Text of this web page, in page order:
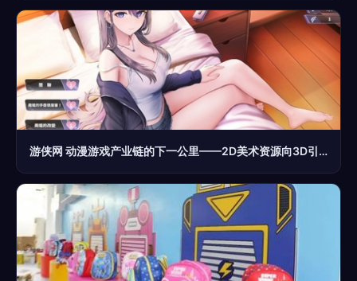
游侠网 动漫游戏产业链的下一公里——2D美术资源向3D引擎的内容游荡